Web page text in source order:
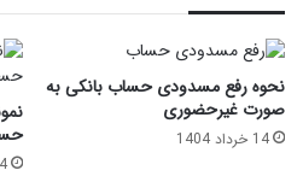
نحوه رفع مسدودی حساب بانکی به
صورت غیرحضوری
14 خرداد 1404
14